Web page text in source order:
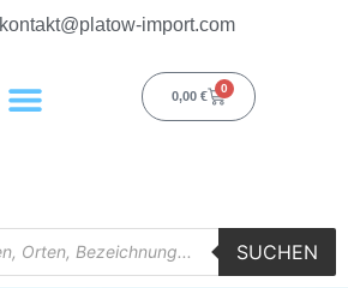
kontakt@platow-import.com
0,00 €
0
SUCHEN